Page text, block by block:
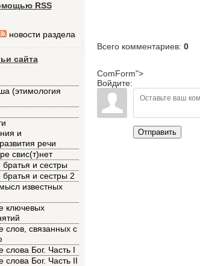
RSS
новости раздела
сайта
(этимология
и
речи
свис(т)нет
и сестры
и сестры 2
известных
ключевых
слов, связанных с
слова Бог. Часть I
слова Бог. Часть II
Всего комментариев: 0
ComForm">
Войдите:
Отправить